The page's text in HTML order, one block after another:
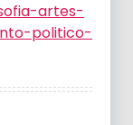
artes-
politico-